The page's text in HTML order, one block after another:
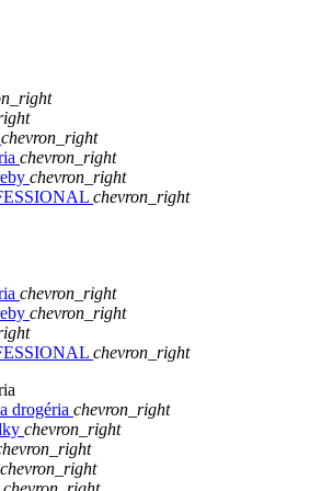
chevron_right
chevron_right
chevron_right
chevron_right
chevron_right
chevron_right
chevron_right
drogéria chevron_right
chevron_right
chevron_right